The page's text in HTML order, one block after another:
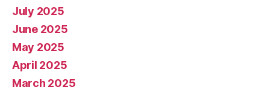
July 2025
June 2025
May 2025
April 2025
March 2025